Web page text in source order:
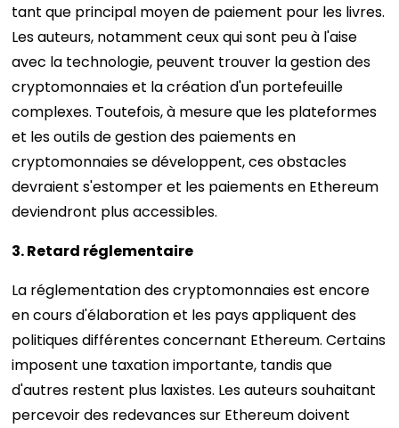
tant que principal moyen de paiement pour les livres.
Les auteurs, notamment ceux qui sont peu à l'aise
avec la technologie, peuvent trouver la gestion des
cryptomonnaies et la création d'un portefeuille
complexes. Toutefois, à mesure que les plateformes
et les outils de gestion des paiements en
cryptomonnaies se développent, ces obstacles
devraient s'estomper et les paiements en Ethereum
deviendront plus accessibles.
3. Retard réglementaire
La réglementation des cryptomonnaies est encore
en cours d'élaboration et les pays appliquent des
politiques différentes concernant Ethereum. Certains
imposent une taxation importante, tandis que
d'autres restent plus laxistes. Les auteurs souhaitant
percevoir des redevances sur Ethereum doivent